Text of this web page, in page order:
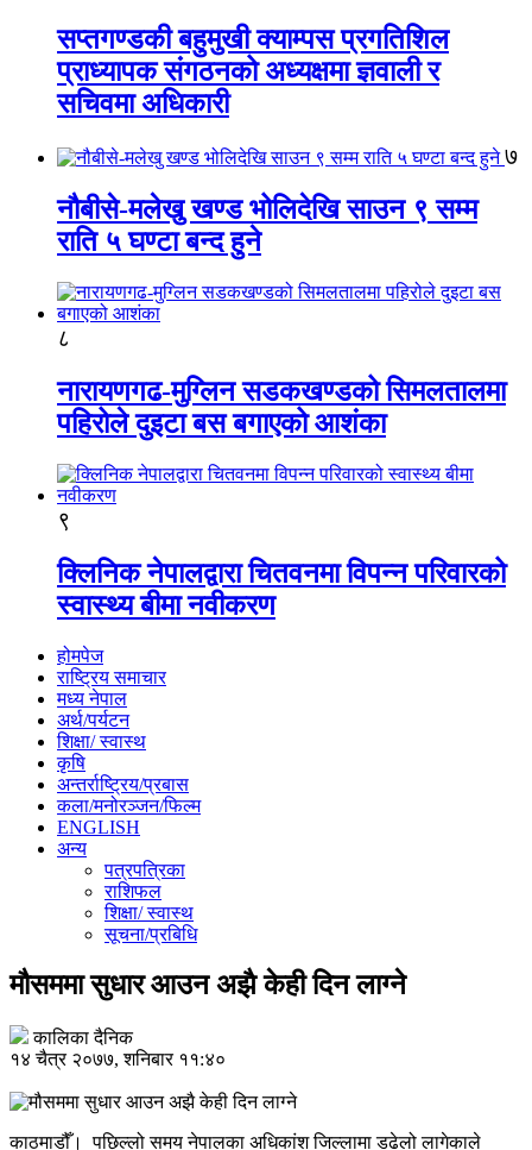
सप्तगण्डकी बहुमुखी क्याम्पस प्रगतिशिल
प्राध्यापक संगठनको अध्यक्षमा ज्ञवाली र
सचिवमा अधिकारी
७
नौबीसे-मलेखु खण्ड भोलिदेखि साउन ९ सम्म
राति ५ घण्टा बन्द हुने
८
नारायणगढ-मुग्लिन सडकखण्डको सिमलतालमा
पहिरोले दुइटा बस बगाएको आशंका
९
क्लिनिक नेपालद्वारा चितवनमा विपन्न परिवारको
स्वास्थ्य बीमा नवीकरण
होमपेज
राष्ट्रिय समाचार
मध्य नेपाल
अर्थ/पर्यटन
शिक्षा/ स्वास्थ
कृषि
अन्तर्राष्ट्रिय/प्रबास
कला/मनोरञ्जन/फिल्म
ENGLISH
अन्य
पत्रपत्रिका
राशिफल
शिक्षा/ स्वास्थ
सूचना/प्रबिधि
मौसममा सुधार आउन अझै केही दिन लाग्ने
कालिका दैनिक
१४ चैत्र २०७७, शनिबार ११:४०
काठमाडौँ। पछिल्लो समय नेपालका अधिकांश जिल्लामा डढेलो लागेकाले